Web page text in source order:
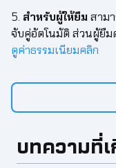
5. สำหรับผู้ให้ยืมสาม
จับคู่อัตโนมัติ ส่วนผู้ยื
ดูค่าธรรมเนียมคลิก
บทความที่